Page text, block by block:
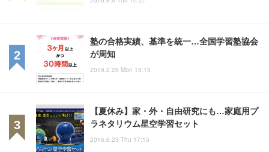
塾の合格実績、基準を統一…全国学習塾協会
が周知
2019.2.25 Mon 15:15
【夏休み】家・外・自由研究にも…家庭用プ
ラネタリウム星空学習セット
2016.6.23 Thu 17:15